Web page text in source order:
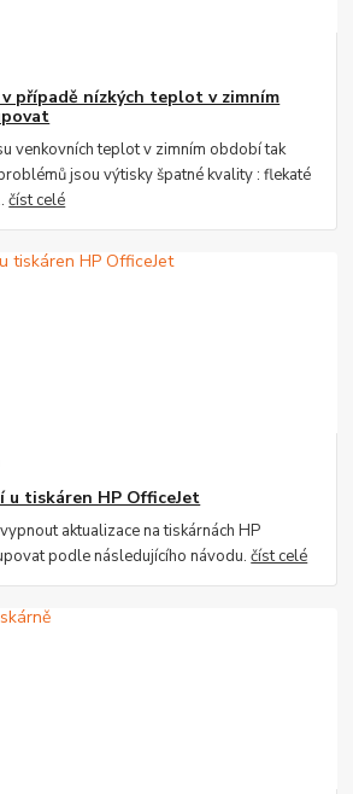
případě nízkých teplot v zimním
venkovních teplot v zimním období tak
jsou výtisky špatné kvality : flekaté
číst celé
tiskáren HP OfficeJet
aktualizace na tiskárnách HP
podle následujícího návodu.číst celé